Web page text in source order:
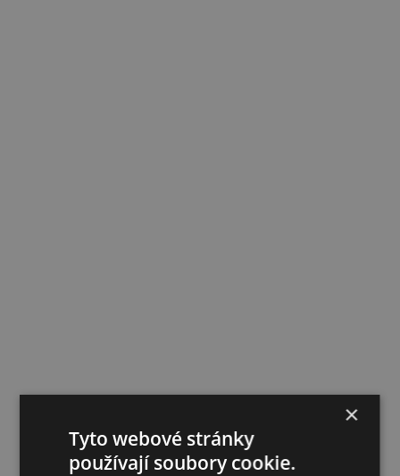
×
Tyto webové stránky
používají soubory cookie.